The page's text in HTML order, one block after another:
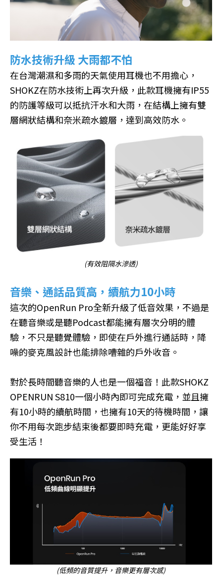
防水技術升級 大雨都不怕
在台灣潮濕和多雨的天氣使用耳機也不用擔心，
SHOKZ在防水技術上再次升級，此款耳機擁有IP55
的防護等級可以抵抗汗水和大雨，在結構上擁有雙
層網狀結構和奈米疏水鍍層，達到高效防水。
(有效阻隔水滲透)
音樂、通話品質高，續航力10小時
這次的OpenRun Pro全新升級了低音效果，不過是
在聽音樂或是聽Podcast都能擁有層次分明的體
驗，不只是聽覺體驗，即使在戶外進行通話時，降
噪的麥克風設計也能排除嘈雜的戶外收音。
對於長時間聽音樂的人也是一個福音！此款SHOKZ
OPENRUN S810一個小時內即可完成充電，並且擁
有10小時的續航時間，也擁有10天的待機時間，讓
你不用每次跑步結束後都要即時充電，更能好好享
受生活！
(低頻的音質提升，音樂更有層次感)